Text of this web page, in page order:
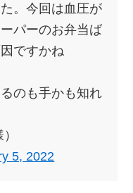
。今回は血圧が
パーのお弁当ば
ですかね
のも手かも知れ
5, 2022